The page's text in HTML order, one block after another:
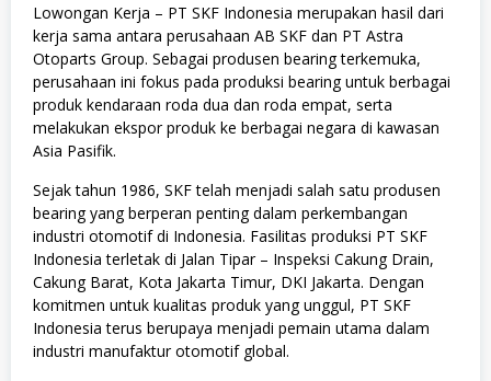
Lowongan Kerja – PT SKF Indonesia merupakan hasil dari
kerja sama antara perusahaan AB SKF dan PT Astra
Otoparts Group. Sebagai produsen bearingterkemuka,
perusahaan ini fokus pada produksi bearing untuk berbagai
produk kendaraan roda dua dan roda empat, serta
melakukan ekspor produk ke berbagai negara di kawasan
Asia Pasifik.
Sejak tahun 1986, SKF telah menjadi salah satu produsen
bearing yang berperan penting dalam perkembangan
industri otomotif di Indonesia. Fasilitas produksi PT SKF
Indonesia terletak di Jalan Tipar – Inspeksi Cakung Drain,
Cakung Barat, Kota Jakarta Timur, DKI Jakarta. Dengan
komitmen untuk kualitas produk yang unggul, PT SKF
Indonesia terus berupaya menjadi pemain utama dalam
industri manufaktur otomotif global.